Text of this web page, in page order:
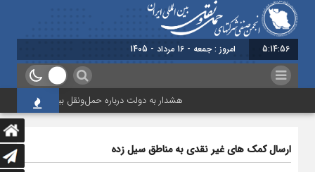
5:14:57 امروز : جمعه - 16 مرداد - 1405
هشدار به دولت درباره حمل‌ونقل بین‌المللی؛ شرکت‌ها
ارسال کمک های غیر نقدی به مناطق سیل زده